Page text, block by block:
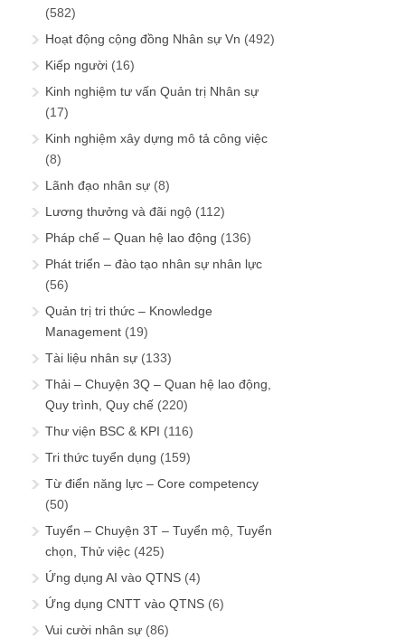
(582)
Hoạt động cộng đồng Nhân sự Vn (492)
Kiếp người (16)
Kinh nghiệm tư vấn Quản trị Nhân sự
(17)
Kinh nghiệm xây dựng mô tả công việc
(8)
Lãnh đạo nhân sự (8)
Lương thưởng và đãi ngộ (112)
Pháp chế – Quan hệ lao động (136)
Phát triển – đào tạo nhân sự nhân lực
(56)
Quản trị tri thức – Knowledge
Management (19)
Tài liệu nhân sự (133)
Thải – Chuyện 3Q – Quan hệ lao động,
Quy trình, Quy chế (220)
Thư viện BSC & KPI (116)
Tri thức tuyển dụng (159)
Từ điển năng lực – Core competency
(50)
Tuyển – Chuyện 3T – Tuyển mộ, Tuyển
chọn, Thử việc (425)
Ứng dụng AI vào QTNS (4)
Ứng dụng CNTT vào QTNS (6)
Vui cười nhân sự (86)